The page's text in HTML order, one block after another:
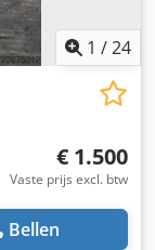
1 /24
€ 1.500
Vaste prijs excl. btw
Bellen